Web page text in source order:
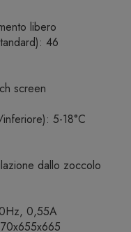
libero
46
screen
5-18°C
dallo zoccolo
0,55A